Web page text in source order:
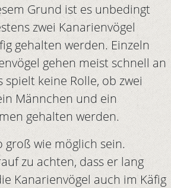
Grund ist es unbedingt
zwei Kanarienvögel
gehalten werden. Einzeln
gehen meist schnell an
spielt keine Rolle, ob zwei
Männchen und ein
gehalten werden.
groß wie möglich sein.
zu achten, dass er lang
Kanarienvögel auch im Käfig